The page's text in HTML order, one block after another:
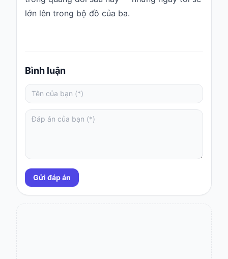
lớn lên trong bộ đồ của ba.
Bình luận
Gửi đáp án